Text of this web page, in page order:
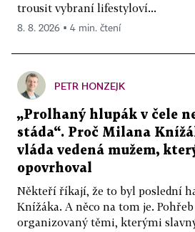
trousit vybraní lifestyloví...
8. 8. 2026 ▪ 4 min. čtení
PETR HONZEJK
„Prolhaný hlupák v čele
stáda“. Proč Milana
vláda vedená mužem,
opovrhoval
Někteří říkají, že to byl poslední
Knížáka. A něco na tom je.
organizovaný těmi, kterými